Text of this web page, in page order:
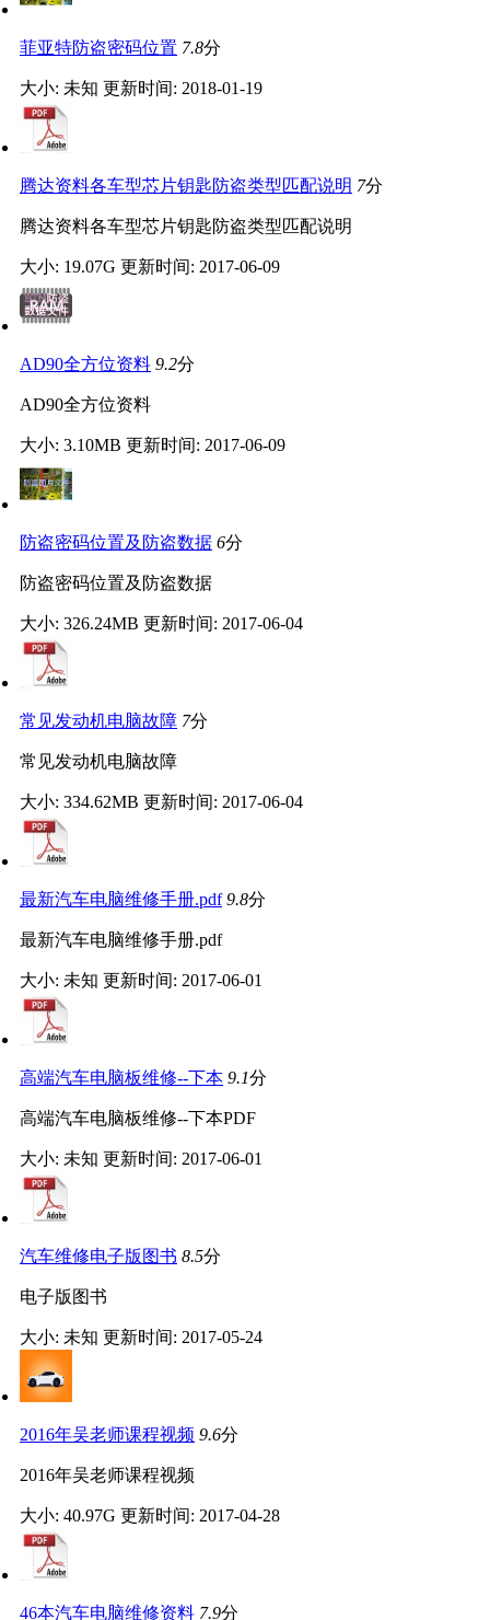
菲亚特防盗密码位置 7.8分
大小: 未知 更新时间: 2018-01-19
腾达资料各车型芯片钥匙防盗类型匹配说明 7分
腾达资料各车型芯片钥匙防盗类型匹配说明
大小: 19.07G 更新时间: 2017-06-09
AD90全方位资料 9.2分
AD90全方位资料
大小: 3.10MB 更新时间: 2017-06-09
防盗密码位置及防盗数据 6分
防盗密码位置及防盗数据
大小: 326.24MB 更新时间: 2017-06-04
常见发动机电脑故障 7分
常见发动机电脑故障
大小: 334.62MB 更新时间: 2017-06-04
最新汽车电脑维修手册.pdf 9.8分
最新汽车电脑维修手册.pdf
大小: 未知 更新时间: 2017-06-01
高端汽车电脑板维修--下本 9.1分
高端汽车电脑板维修--下本PDF
大小: 未知 更新时间: 2017-06-01
汽车维修电子版图书 8.5分
电子版图书
大小: 未知 更新时间: 2017-05-24
2016年吴老师课程视频 9.6分
2016年吴老师课程视频
大小: 40.97G 更新时间: 2017-04-28
46本汽车电脑维修资料 7.9分